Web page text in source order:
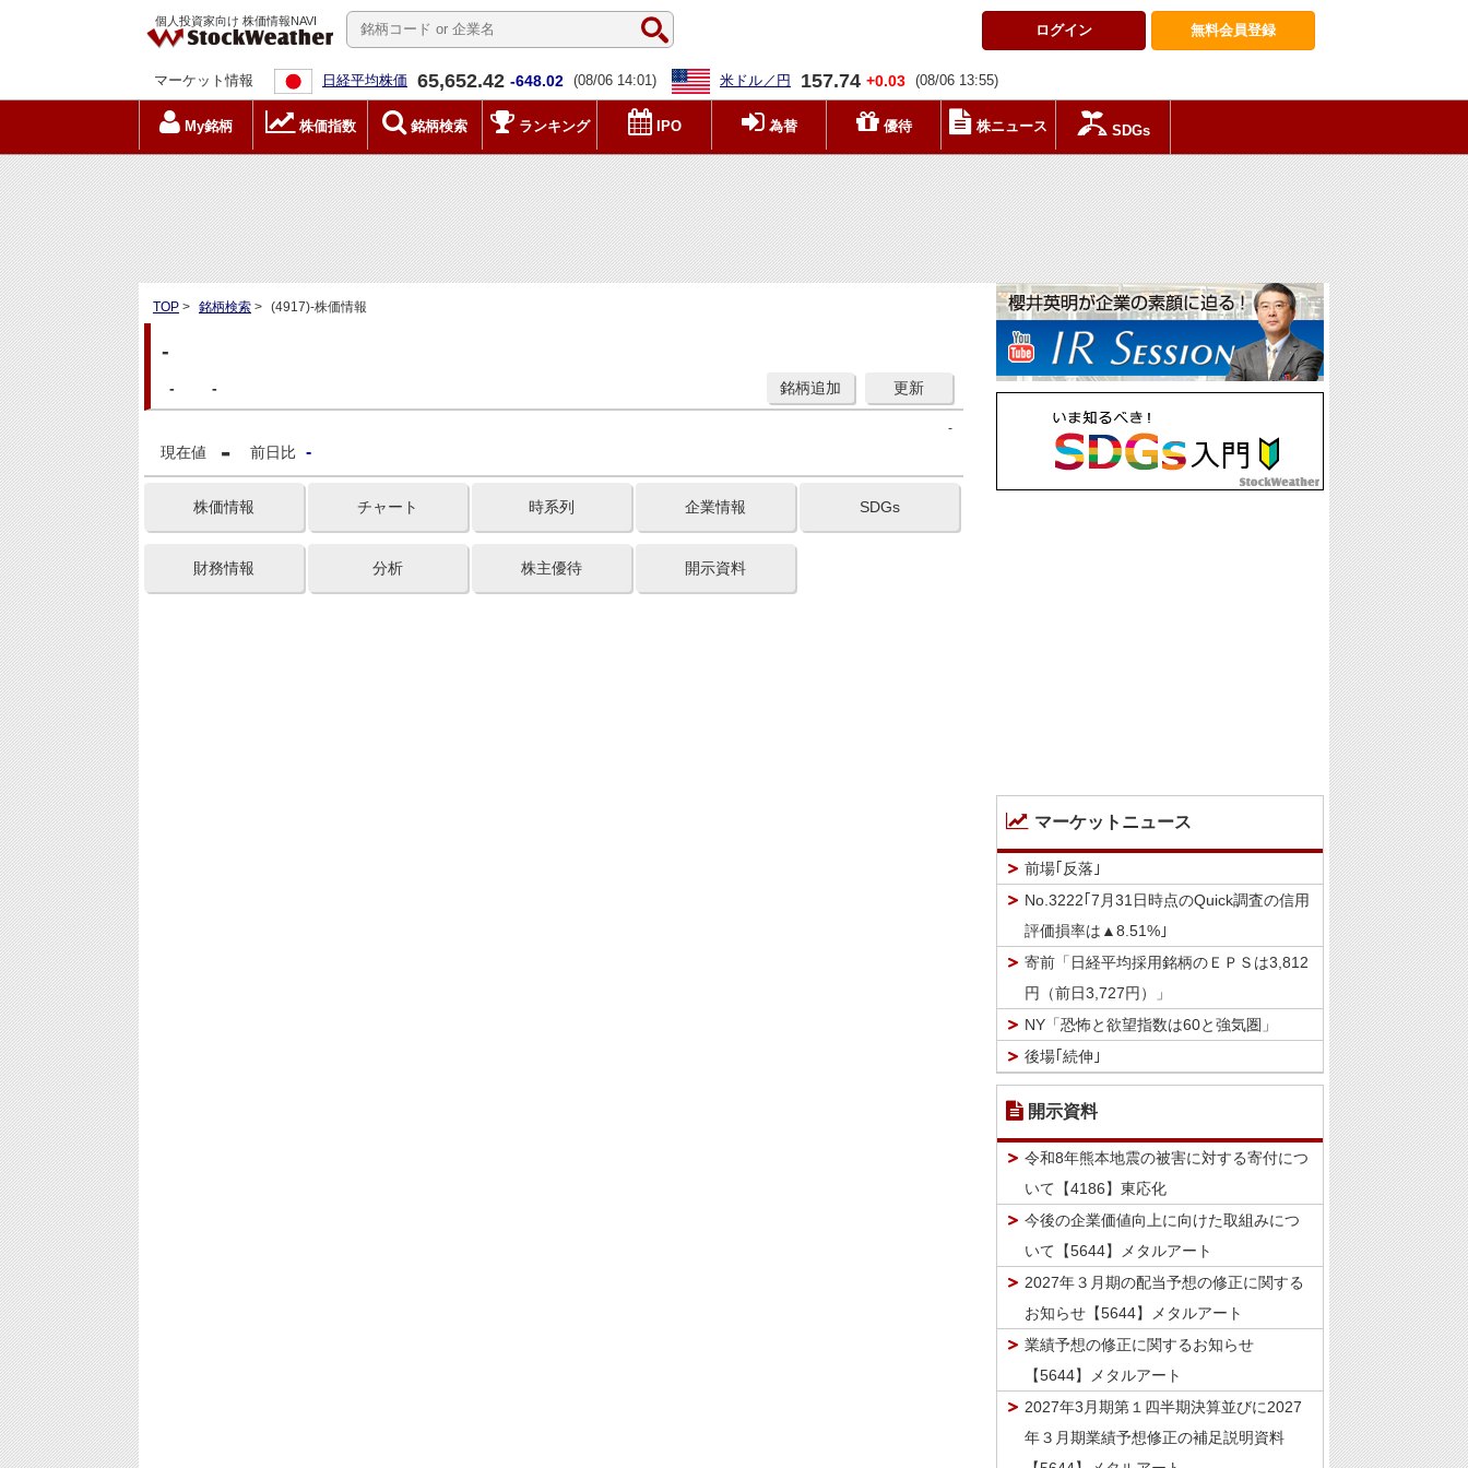
個人投資家向け 株価情報NAVI
無料会員登録
ログイン
マーケット情報 日経平均株価 65,652.42 -648.02 (08/06 14:01) 米ドル／円 157.74 +0.03 (08/06 13:55)
My銘柄 株価指数 銘柄検索 ランキング IPO 為替 優待 株ニュース SDGs
TOP > 銘柄検索 > (4917)-株価情報
-
- - 更新
銘柄追加
-
現在値 - 前日比 -
株価情報 チャート 時系列 企業情報 SDGs
財務情報 分析 株主優待 開示資料
マーケットニュース
前場｢反落｣
No.3222｢7月31日時点のQuick調査の信用
評価損率は▲8.51%｣
寄前「日経平均採用銘柄のＥＰＳは3,812
円（前日3,727円）」
NY「恐怖と欲望指数は60と強気圏」
後場｢続伸｣
開示資料
令和8年熊本地震の被害に対する寄付につ
いて【4186】東応化
今後の企業価値向上に向けた取組みにつ
いて【5644】メタルアート
2027年３月期の配当予想の修正に関する
お知らせ【5644】メタルアート
業績予想の修正に関するお知らせ
【5644】メタルアート
2027年3月期第１四半期決算並びに2027
年３月期業績予想修正の補足説明資料